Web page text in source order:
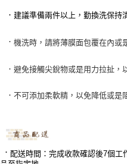
．建議準備兩件以上，勤換洗保持
． 機洗時，請將薄膜面包覆在內或
． 避免接觸尖銳物或是用力拉扯 ，
． 不可添加柔軟精 ， 以免降低或是
． 配送時間：完成收款確認後7個工